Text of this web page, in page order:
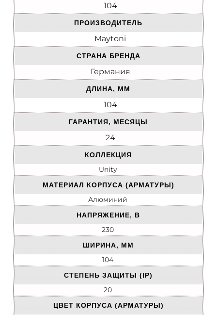
104
ПРОИЗВОДИТЕЛЬ
Maytoni
СТРАНА БРЕНДА
Германия
ДЛИНА, ММ
104
ГАРАНТИЯ, МЕСЯЦЫ
24
КОЛЛЕКЦИЯ
Unity
МАТЕРИАЛ КОРПУСА (АРМАТУРЫ)
Алюминий
НАПРЯЖЕНИЕ, В
230
ШИРИНА, ММ
104
СТЕПЕНЬ ЗАЩИТЫ (IP)
20
ЦВЕТ КОРПУСА (АРМАТУРЫ)